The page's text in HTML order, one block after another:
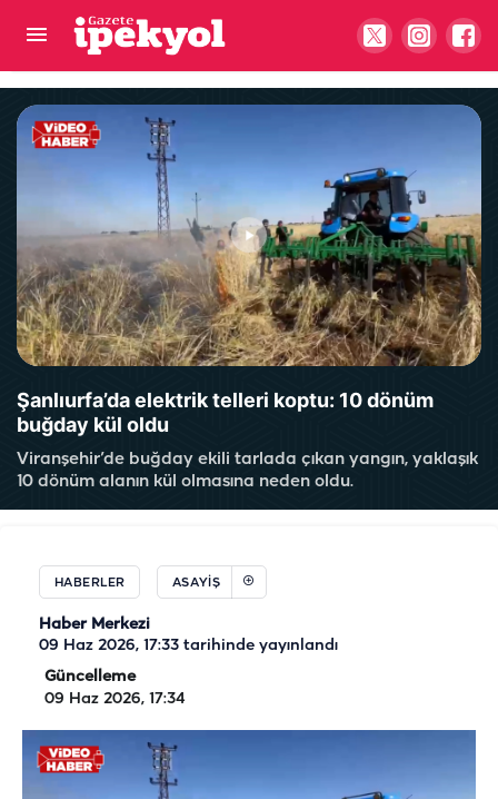
Şanlıurfa’da elektrik telleri koptu: 10 dönüm
buğday kül oldu
Viranşehir’de buğday ekili tarlada çıkan yangın, yaklaşık
10 dönüm alanın kül olmasına neden oldu.
HABERLER ASAYIŞ
Haber Merkezi
09 Haz 2026, 17:33 tarihinde yayınlandı
Güncelleme
09 Haz 2026, 17:34
Ordu’dan Urfa’ya otomobil almak için gelmişti!
Feci kazanın kurbanı oldu